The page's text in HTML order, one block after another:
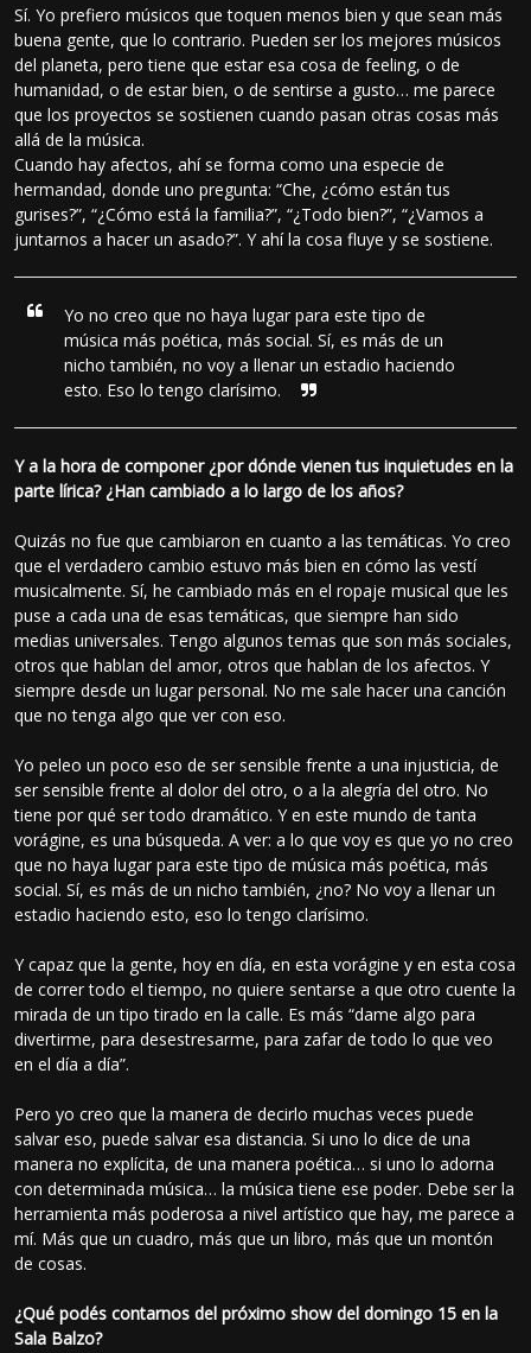
Sí. Yo prefiero músicos que toquen menos bien y que sean más
buena gente, que lo contrario. Pueden ser los mejores músicos
del planeta, pero tiene que estar esa cosa de feeling, o de
humanidad, o de estar bien, o de sentirse a gusto… me parece
que los proyectos se sostienen cuando pasan otras cosas más
allá de la música.
Cuando hay afectos, ahí se forma como una especie de
hermandad, donde uno pregunta: “Che, ¿cómo están tus
gurises?”, “¿Cómo está la familia?”, “¿Todo bien?”, “¿Vamos a
juntarnos a hacer un asado?”. Y ahí la cosa fluye y se sostiene.
Yo no creo que no haya lugar para este tipo de
música más poética, más social. Sí, es más de un
nicho también, no voy a llenar un estadio haciendo
esto. Eso lo tengo clarísimo.
Y a la hora de componer ¿por dónde vienen tus inquietudes en la
parte lírica? ¿Han cambiado a lo largo de los años?
Quizás no fue que cambiaron en cuanto a las temáticas. Yo creo
que el verdadero cambio estuvo más bien en cómo las vestí
musicalmente. Sí, he cambiado más en el ropaje musical que les
puse a cada una de esas temáticas, que siempre han sido
medias universales. Tengo algunos temas que son más sociales,
otros que hablan del amor, otros que hablan de los afectos. Y
siempre desde un lugar personal. No me sale hacer una canción
que no tenga algo que ver con eso.
Yo peleo un poco eso de ser sensible frente a una injusticia, de
ser sensible frente al dolor del otro, o a la alegría del otro. No
tiene por qué ser todo dramático. Y en este mundo de tanta
vorágine, es una búsqueda. A ver: a lo que voy es que yo no creo
que no haya lugar para este tipo de música más poética, más
social. Sí, es más de un nicho también, ¿no? No voy a llenar un
estadio haciendo esto, eso lo tengo clarísimo.
Y capaz que la gente, hoy en día, en esta vorágine y en esta cosa
de correr todo el tiempo, no quiere sentarse a que otro cuente la
mirada de un tipo tirado en la calle. Es más “dame algo para
divertirme, para desestresarme, para zafar de todo lo que veo
en el día a día”.
Pero yo creo que la manera de decirlo muchas veces puede
salvar eso, puede salvar esa distancia. Si uno lo dice de una
manera no explícita, de una manera poética… si uno lo adorna
con determinada música… la música tiene ese poder. Debe ser la
herramienta más poderosa a nivel artístico que hay, me parece a
mí. Más que un cuadro, más que un libro, más que un montón
de cosas.
¿Qué podés contarnos del próximo show del domingo 15 en la
Sala Balzo?